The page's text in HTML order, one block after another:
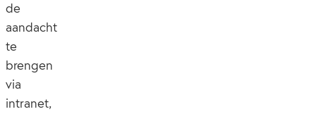
de
aandacht
te
brengen
via
intranet,